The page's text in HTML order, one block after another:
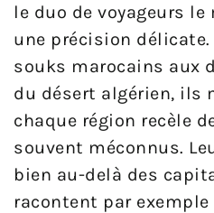
le duo de voyageurs
une précision
souks marocains aux
du désert algérien, ils
chaque région recèle
souvent méconnus.
bien au-delà des
racontent par exemple